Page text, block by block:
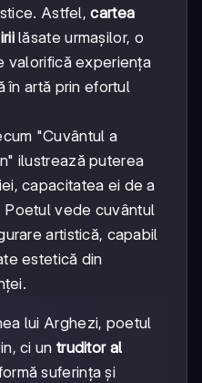
Astfel,cartea
lăsate urmașilor, o
valorifică experiența
în artă prin efortul
"Cuvântul a
ilustrează puterea
capacitatea ei de a
Poetul vede cuvântul
artistică, capabil
estetică din
lui Arghezi, poetul
ci un truditor al
suferința și